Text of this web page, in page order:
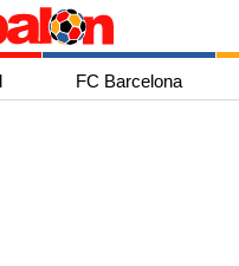
FC Barcelona